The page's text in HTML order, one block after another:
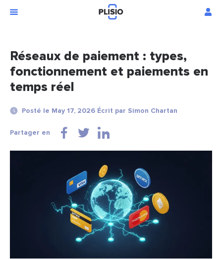
Réseaux de paiement : types,
fonctionnement et paiements en
temps réel
Posté le May 17, 2026 Écrit par Simon Chartan
Partager en